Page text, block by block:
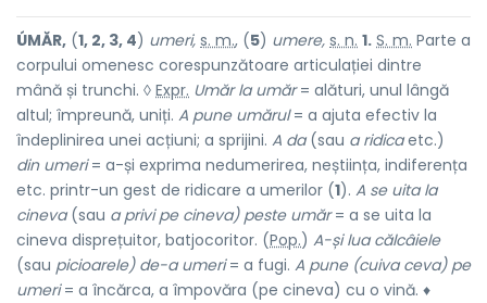
ÚMĂR, (1, 2, 3, 4) umeri, s. m., (5) umere, s. n. 1. S. m. Parte a
corpului omenesc corespunzătoare articulației dintre
mână și trunchi. ◊ Expr. Umăr la umăr= alături, unul lângă
altul; împreună, uniți. A pune umărul= a ajuta efectiv la
îndeplinirea unei acțiuni; a sprijini. A da(sau a ridicaetc.)
din umeri= a-și exprima nedumerirea, neștiința, indiferența
etc. printr-un gest de ridicare a umerilor (1). A se uita la
cineva(sau a privi pe cineva) peste umăr= a se uita la
cineva disprețuitor, batjocoritor. (Pop.) A-și lua călcâiele
(sau picioarele) de-a umeri= a fugi. A pune (cuiva ceva) pe
umeri= a încărca, a împovăra (pe cineva) cu o vină. ♦